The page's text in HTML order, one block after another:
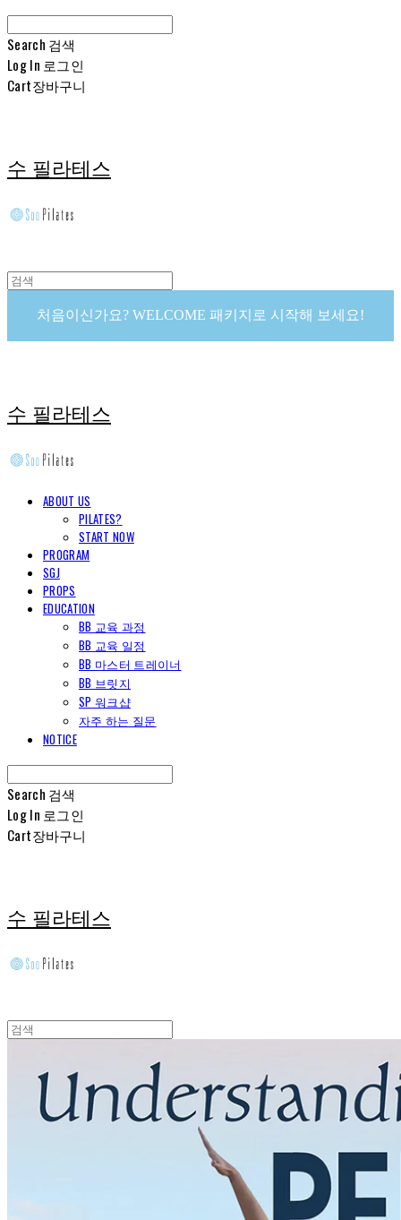
Search 검색
Log In 로그인
Cart장바구니
수 필라테스
처음이신가요? WELCOME 패키지로 시작해 보세요!
수 필라테스
ABOUT US
PILATES?
START NOW
PROGRAM
SGJ
PROPS
EDUCATION
BB 교육 과정
BB 교육 일정
BB 마스터 트레이너
BB 브릿지
SP 워크샵
자주 하는 질문
NOTICE
Search 검색
Log In 로그인
Cart장바구니
수 필라테스